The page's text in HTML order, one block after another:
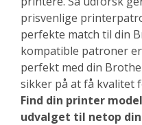
prisvenlige
perfekte match til din
kompatible patroner
perfekt med din
sikker på at få kvalitet
Find din printer
udvalget til netop